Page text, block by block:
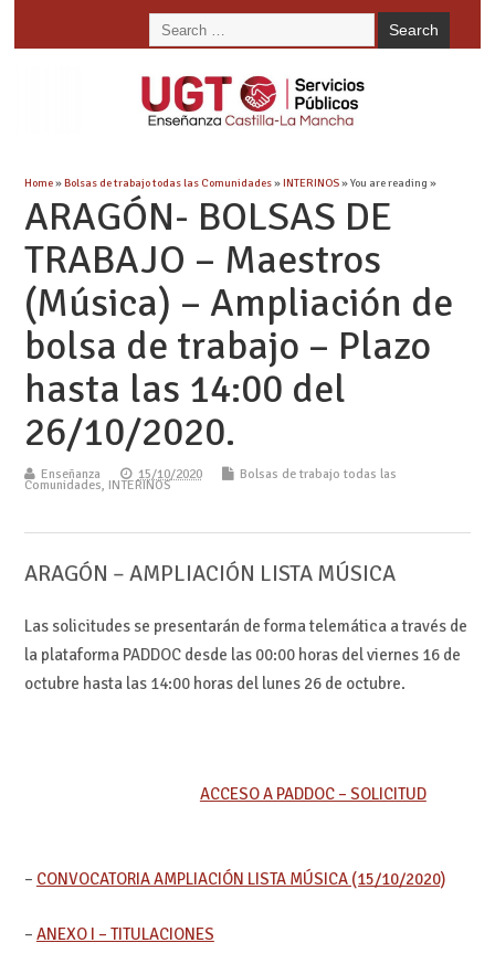
Home»Bolsas de trabajo todas las Comunidades»INTERINOS» You are reading »
ARAGÓN- BOLSAS DE
TRABAJO – Maestros
(Música) – Ampliación de
bolsa de trabajo – Plazo
hasta las 14:00 del
26/10/2020.
Enseñanza 15/10/2020 Bolsas de trabajo todas las
Comunidades, INTERINOS
ARAGÓN – AMPLIACIÓN LISTA MÚSICA
Las solicitudes se presentarán de forma telemática a través de
la plataforma PADDOC desde las 00:00 horas del viernes 16 de
octubre hasta las 14:00 horas del lunes 26 de octubre.
ACCESO A PADDOC – SOLICITUD
– CONVOCATORIA AMPLIACIÓN LISTA MÚSICA (15/10/2020)
– ANEXO I – TITULACIONES